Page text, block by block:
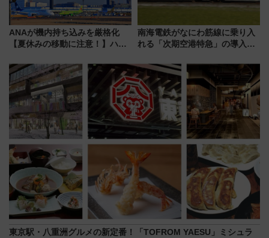
ANAが機内持ち込みを厳格化
【夏休みの移動に注意！】ハン
「身の回り品」新サイズ制限
(40×30×20cm)おさらい
南海電鉄がなにわ筋線に乗り入
れる「次期空港特急」の導入を
日本初の鉄道デザイン
東京駅・八重洲グルメの新定番！「TOFROM YAESU」ミシュラ